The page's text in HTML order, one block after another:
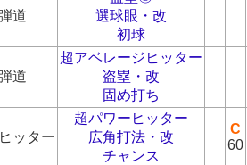
道
選球眼・改
初球
道
超アベレージヒッター
盗塁・改
固め打ち
ッター
超パワーヒッター
広角打法・改
チャンス
C
60